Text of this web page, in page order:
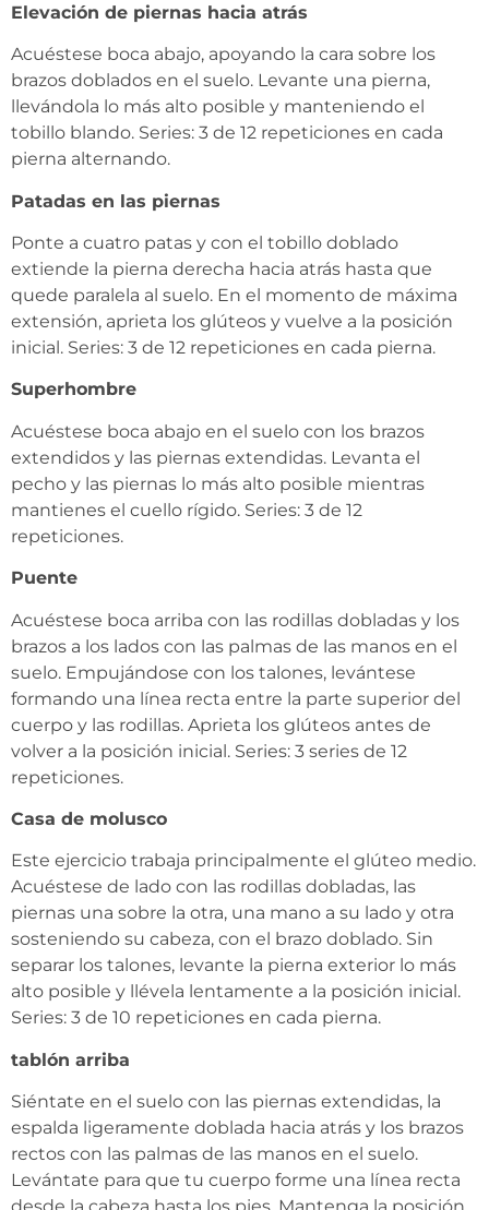
Elevación de piernas hacia atrás
Acuéstese boca abajo, apoyando la cara sobre los
brazos doblados en el suelo. Levante una pierna,
llevándola lo más alto posible y manteniendo el
tobillo blando. Series: 3 de 12 repeticiones en cada
pierna alternando.
Patadas en las piernas
Ponte a cuatro patas y con el tobillo doblado
extiende la pierna derecha hacia atrás hasta que
quede paralela al suelo. En el momento de máxima
extensión, aprieta los glúteos y vuelve a la posición
inicial. Series: 3 de 12 repeticiones en cada pierna.
Superhombre
Acuéstese boca abajo en el suelo con los brazos
extendidos y las piernas extendidas. Levanta el
pecho y las piernas lo más alto posible mientras
mantienes el cuello rígido. Series: 3 de 12
repeticiones.
Puente
Acuéstese boca arriba con las rodillas dobladas y los
brazos a los lados con las palmas de las manos en el
suelo. Empujándose con los talones, levántese
formando una línea recta entre la parte superior del
cuerpo y las rodillas. Aprieta los glúteos antes de
volver a la posición inicial. Series: 3 series de 12
repeticiones.
Casa de molusco
Este ejercicio trabaja principalmente el glúteo medio.
Acuéstese de lado con las rodillas dobladas, las
piernas una sobre la otra, una mano a su lado y otra
sosteniendo su cabeza, con el brazo doblado. Sin
separar los talones, levante la pierna exterior lo más
alto posible y llévela lentamente a la posición inicial.
Series: 3 de 10 repeticiones en cada pierna.
tablón arriba
Siéntate en el suelo con las piernas extendidas, la
espalda ligeramente doblada hacia atrás y los brazos
rectos con las palmas de las manos en el suelo.
Levántate para que tu cuerpo forme una línea recta